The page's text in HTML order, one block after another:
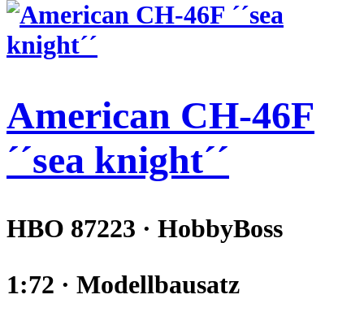
American CH-46F
´´sea knight´´
HBO 87223 · HobbyBoss
1:72 · Modellbausatz